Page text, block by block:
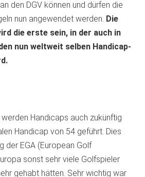
den DGV können und dürfen die
nun angewendet werden. Die
die erste sein, in der auch in
nun weltweit selben Handicap-
werden Handicaps auch zukünftig
Handicap von 54 geführt. Dies
der EGA (European Golf
sonst sehr viele Golfspieler
gehabt hätten. Sehr wichtig war